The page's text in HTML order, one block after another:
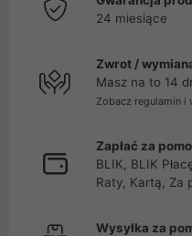
24 miesiące
Zwrot /
Masz na to 14
Zobacz regulamin i
Zapłać za
BLIK, BLIK
Raty, Kartą, Za
Wysyłka za